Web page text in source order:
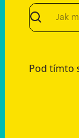
Pod tímto